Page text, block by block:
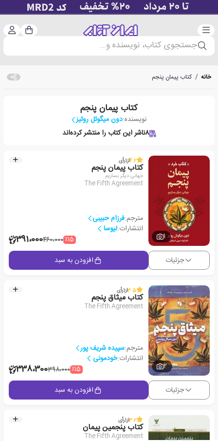
دسته‌بندی سبد
جستجوی کتاب، نویسنده و...
خانه / کتاب پیمان پنجم
کتاب پیمان پنجم
نویسنده:دون میگوئل روئیز
8ناشر این کتاب را منتشر کرده‌اند
1
4.2از1رأی
کتاب پیمان پنجم
جهانی دیگر بسازیم
The Fifth Agreement
مترجم:فرزام حبیبی
انتشارات:لیوسا
٪15460،000391،000
جزئیات افزودن به سبد
2
3.5از1رأی
کتاب میثاق پنجم
The Fifth Agreement
مترجم:سپیده شریف پور
انتشارات:خودمونی
٪15398،000338،300
جزئیات افزودن به سبد
3.2از1رأی
کتاب پنجمین پیمان
The Fifth Agreement